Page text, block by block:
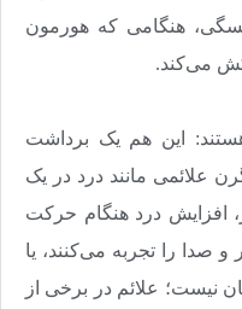
هنگامی که هورمون
می‌کند.
این هم یک برداشت
علائمی مانند درد در یک
درد هنگام حرکت
صدا را تجربه می‌کنند، یا
نیست؛ علائم در برخی از